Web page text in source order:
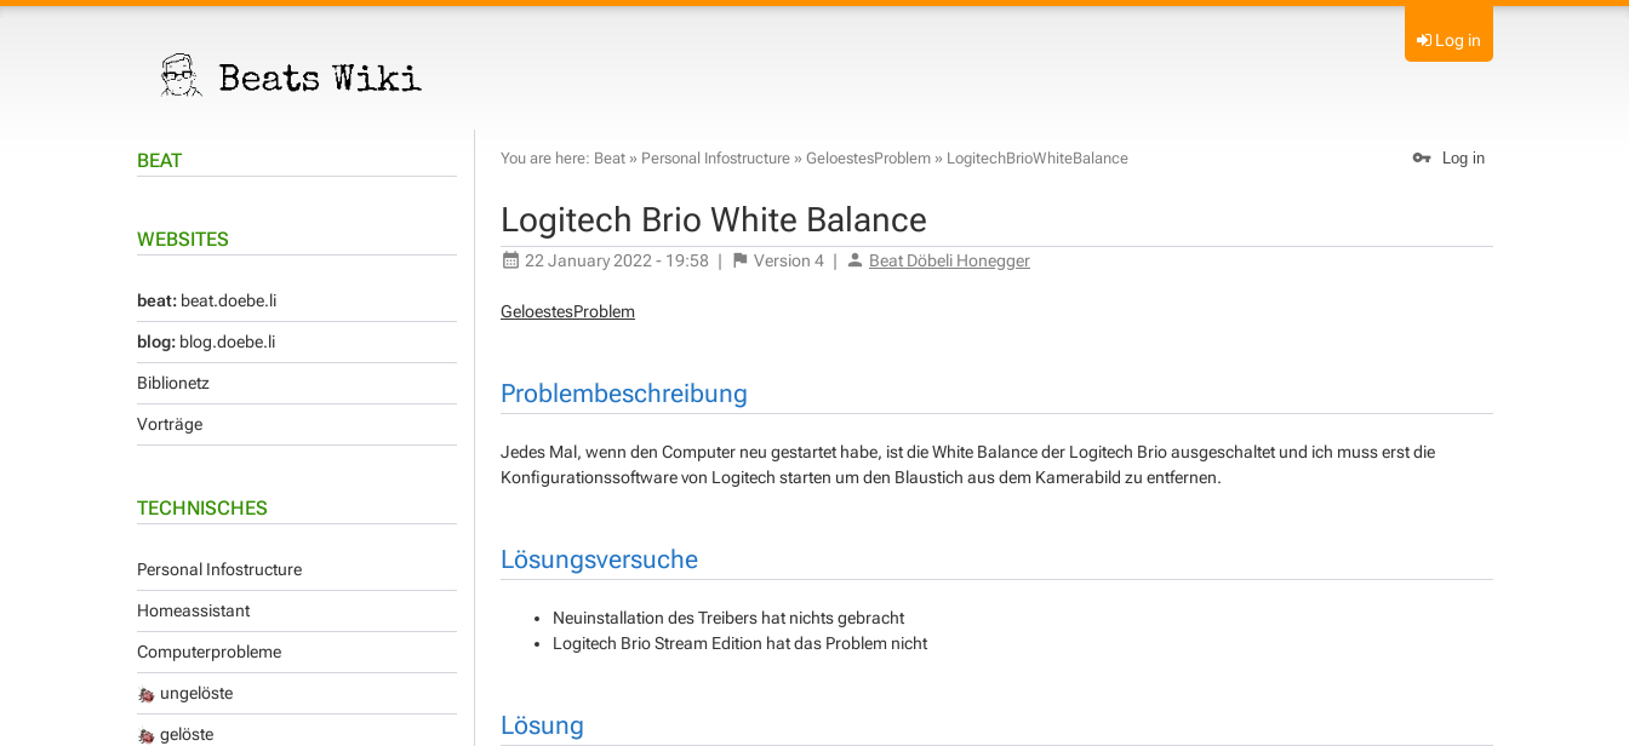
Log in
BEAT
WEBSITES
beat: beat.doebe.li
blog: blog.doebe.li
Biblionetz
Vorträge
TECHNISCHES
Personal Infostructure
Homeassistant
Computerprobleme
ungelöste
gelöste
Log in
You are here: Beat » Personal Infostructure » GeloestesProblem » LogitechBrioWhiteBalance
Logitech Brio White Balance
22 January 2022 - 19:58 | Version 4 | Beat Döbeli Honegger
GeloestesProblem
Problembeschreibung
Jedes Mal, wenn den Computer neu gestartet habe, ist die White Balance der Logitech Brio ausgeschaltet und ich muss erst die
Konfigurationssoftware von Logitech starten um den Blaustich aus dem Kamerabild zu entfernen.
Lösungsversuche
Neuinstallation des Treibers hat nichts gebracht
Logitech Brio Stream Edition hat das Problem nicht
Lösung